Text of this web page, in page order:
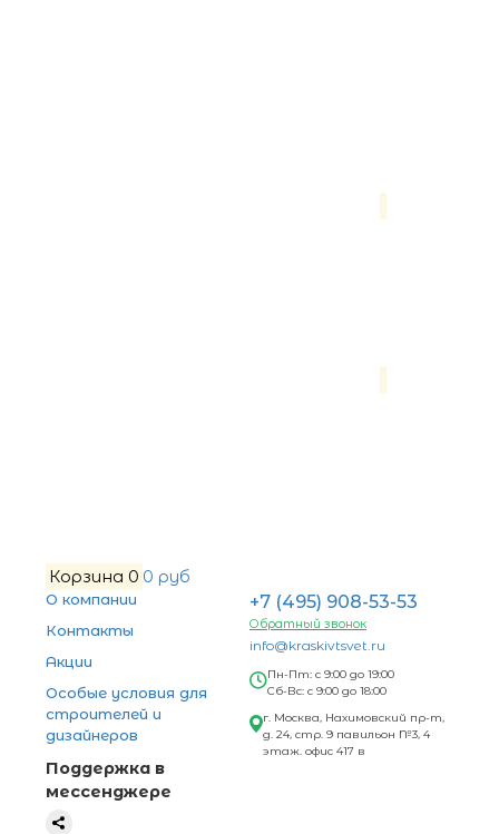
Корзина 0 0 руб
О компании
Контакты
Акции
Особые условия для
строителей и
дизайнеров
Поддержка в
мессенджере
+7 (495) 908-53-53
Обратный звонок
info@kraskivtsvet.ru
Пн-Пт: с 9:00 до 19:00
Сб-Вс: с 9:00 до 18:00
г. Москва, Нахимовский пр-т,
д. 24, стр. 9 павильон №3, 4
этаж. офис 417 в